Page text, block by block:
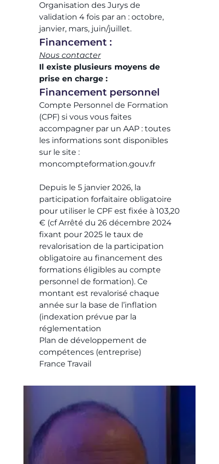
Organisation des Jurys de
validation 4 fois par an : octobre,
janvier, mars, juin/juillet.
Financement :
Nous contacter
Il existe plusieurs moyens de
prise en charge :
Financement personnel ​
Compte Personnel de Formation
(CPF) si vous vous faites
accompagner par un AAP : toutes
les informations sont disponibles
sur le site :
moncompteformation.gouv.fr​
Depuis le 5 janvier 2026, la
participation forfaitaire obligatoire
pour utiliser le CPF est fixée à 103,20
€ (cf Arrêté du 26 décembre 2024
fixant pour 2025 le taux de
revalorisation de la participation
obligatoire au financement des
formations éligibles au compte
personnel de formation). Ce
montant est revalorisé chaque
année sur la base de l’inflation
(indexation prévue par la
réglementation​
Plan de développement de
compétences (entreprise)​
France Travail​